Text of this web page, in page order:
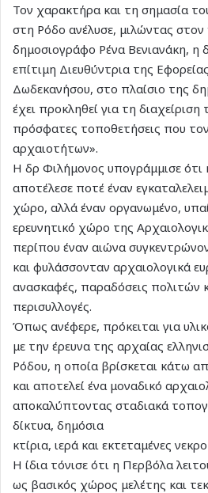
Τον χαρακτήρα και τη σημασία
στη Ρόδο ανέλυσε, μιλώντας
δημοσιογράφο Ρένα Βενιανάκη, η
επίτιμη Διευθύντρια της
Δωδεκανήσου, στο πλαίσιο της
έχει προκληθεί για τη
πρόσφατες τοποθετήσεις που
αρχαιοτήτων».
Η δρ Φιλήμονος υπογράμμισε ότι
αποτέλεσε ποτέ έναν
χώρο, αλλά έναν οργανωμένο,
ερευνητικό χώρο της
περίπου έναν αιώνα
και φυλάσσονταν αρχαιολογικά
ανασκαφές, παραδόσεις πολιτών
περισυλλογές.
Όπως ανέφερε, πρόκειται για
με την έρευνα της αρχαίας
Ρόδου, η οποία βρίσκεται κάτω
και αποτελεί ένα μοναδικό
αποκαλύπτοντας σταδιακά
δίκτυα, δημόσια
κτίρια, ιερά και εκτεταμένες
Η ίδια τόνισε ότι η Περβόλα
ως βασικός χώρος μελέτης και